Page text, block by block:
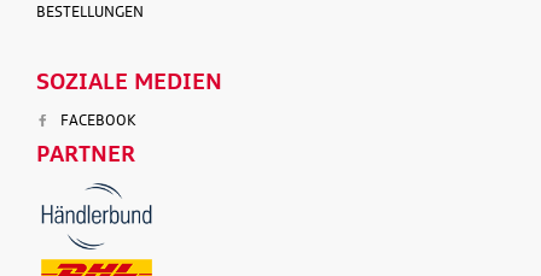
BESTELLUNGEN
SOZIALE MEDIEN
FACEBOOK
PARTNER